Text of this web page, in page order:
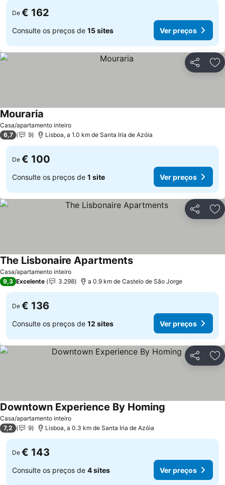
De € 162
Consulte os preços de 15 sites Ver preços
Partilhar
Casa/apartamento inteiro
Mouraria
6,7 9 Lisboa, a 1.0 km de Santa Iria de Azóia
De € 100
Consulte os preços de 1 site Ver preços
Partilhar
Casa/apartamento inteiro
The Lisbonaire ApartmentsVer preços
9,3 Excelente 3.298 a 0.9 km de Castelo de São Jorge
De € 136
Consulte os preços de 12 sites Ver preços
Partilhar
Casa/apartamento inteiro
Downtown Experience By Homing
7,2 9 Lisboa, a 0.3 km de Santa Iria de Azóia
De € 143
Consulte os preços de 4 sites Ver preços